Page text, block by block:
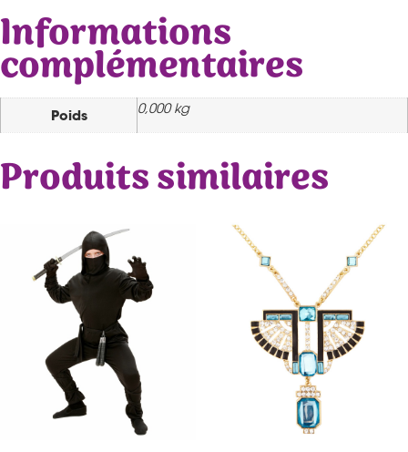
Informations
complémentaires
Poids 0,000 kg
Produits similaires